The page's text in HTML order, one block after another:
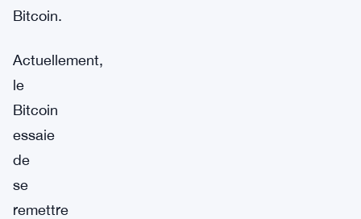
Bitcoin.
Actuellement,
le
Bitcoin
essaie
de
se
remettre